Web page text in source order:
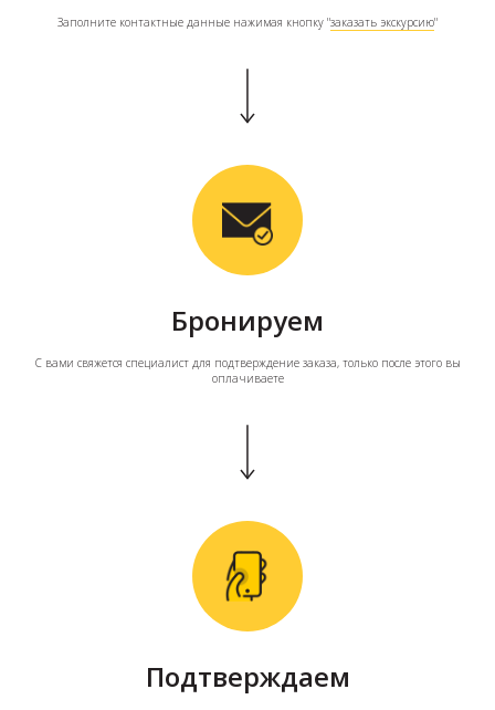
Заполните контактные данные нажимая кнопку "заказать экскурсию"
Бронируем
С вами свяжется специалист для подтверждение заказа, только после этого вы
оплачиваете
Подтверждаем